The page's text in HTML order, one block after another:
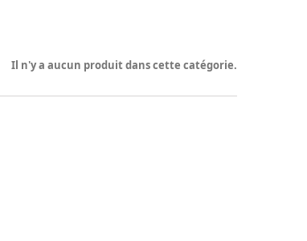
Il n'y a aucun produit dans cette catégorie.